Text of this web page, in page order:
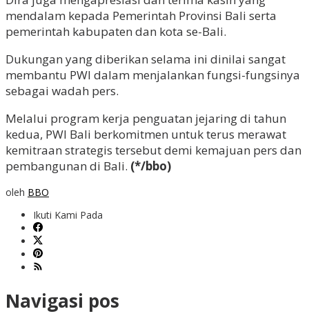
mendalam kepada Pemerintah Provinsi Bali serta
pemerintah kabupaten dan kota se-Bali.
Dukungan yang diberikan selama ini dinilai sangat
membantu PWI dalam menjalankan fungsi-fungsinya
sebagai wadah pers.
Melalui program kerja penguatan jejaring di tahun
kedua, PWI Bali berkomitmen untuk terus merawat
kemitraan strategis tersebut demi kemajuan pers dan
pembangunan di Bali. (*/bbo)
oleh BBO
Ikuti Kami Pada
Navigasi pos